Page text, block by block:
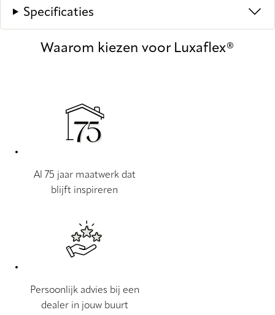
Specificaties
Waarom kiezen voor Luxaflex®
Al 75 jaar maatwerk dat
blijft inspireren
Persoonlijk advies bij een
dealer in jouw buurt